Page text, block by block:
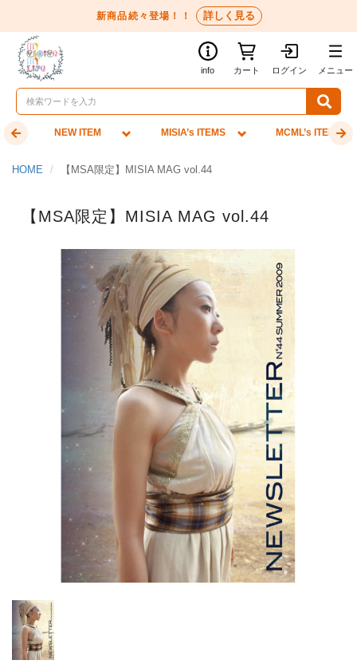
新商品続々登場！！ 詳しく見る
info カート ログイン メニュー
NEW ITEM MISIA’s ITEMS MCML’s ITEMS
HOME 【MSA限定】MISIA MAG vol.44
【MSA限定】MISIA MAG vol.44